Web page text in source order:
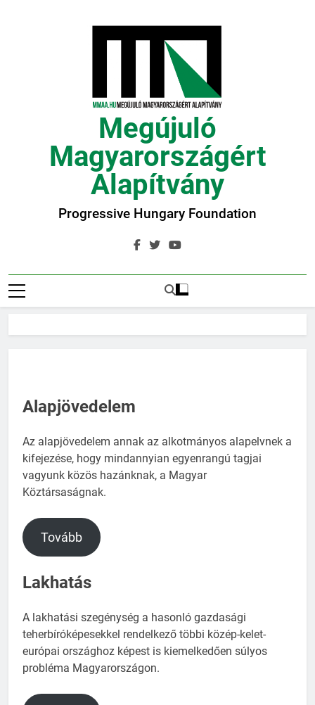
Megújuló
Magyarországért
Alapítvány
Progressive Hungary Foundation
Alapjövedelem
Az alapjövedelem annak az alkotmányos alapelvnek a
kifejezése, hogy mindannyian egyenrangú tagjai
vagyunk közös hazánknak, a Magyar
Köztársaságnak.
Tovább
Lakhatás
A lakhatási szegénység a hasonló gazdasági
teherbíróképesekkel rendelkező többi közép-kelet-
európai országhoz képest is kiemelkedően súlyos
probléma Magyarországon.